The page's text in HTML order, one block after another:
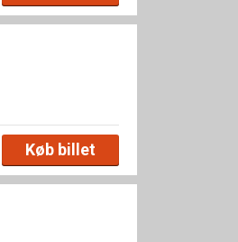
Køb billet